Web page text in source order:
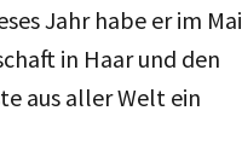
Jahr habe er im Mai
in Haar und den
aus aller Welt ein